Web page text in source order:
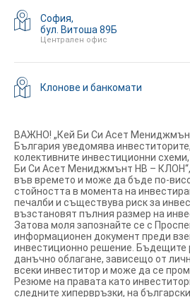
София,
бул. Витоша 89Б
Централен офис
Клонове и банкомати
ВАЖНО! „Кей Би Си Асет
България уведомява
колективните инвестиционни
Би Си Асет Мениджмънт НВ –
във времето и може да бъде по-
стойността в момента на
печалби и съществува риск за
възстановят пълния размер на
Затова моля запознайте се с
информационен документ преди
инвестиционно решение. Бъдещите
данъчно облагане, зависещо от
всеки инвеститор и може да се
Резюме на правата като
следните хипервръзки, на